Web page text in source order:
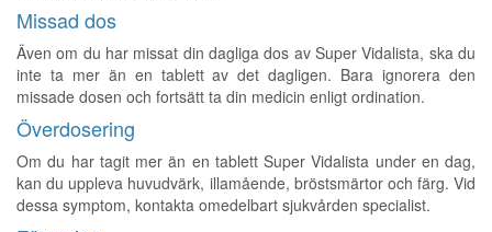
Missad dos
Även om du har missat din dagliga dos av Super Vidalista, ska du
inte ta mer än en tablett av det dagligen. Bara ignorera den
missade dosen och fortsätt ta din medicin enligt ordination.
Överdosering
Om du har tagit mer än en tablett Super Vidalista under en dag,
kan du uppleva huvudvärk, illamående, bröstsmärtor och färg. Vid
dessa symptom, kontakta omedelbart sjukvården specialist.